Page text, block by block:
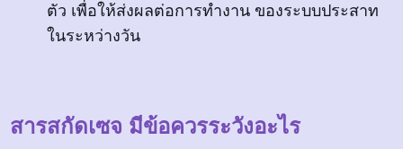
ตัว เพื่อให้ส่งผลต่อการทำงาน ของระบบประสาท
ในระหว่างวัน
สารสกัดเซจ มีข้อควรระวังอะไร